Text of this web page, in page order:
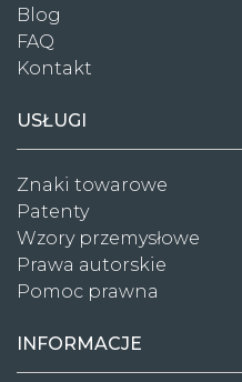
Blog
FAQ
Kontakt
USŁUGI
Znaki towarowe
Patenty
Wzory przemysłowe
Prawa autorskie
Pomoc prawna
INFORMACJE